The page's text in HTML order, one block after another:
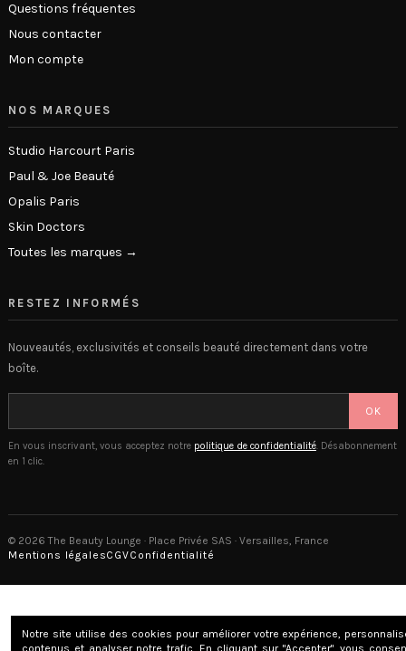
Questions fréquentes
Nous contacter
Mon compte
NOS MARQUES
Studio Harcourt Paris
Paul & Joe Beauté
Opalis Paris
Skin Doctors
Toutes les marques →
RESTEZ INFORMÉS
Nouveautés, exclusivités et conseils beauté directement dans votre
boîte.
OK
En vous inscrivant, vous acceptez notre politique de confidentialité. Désabonnement
en 1 clic.
© 2026 The Beauty Lounge · Place Privée SAS · Versailles, France
Mentions légalesCGVConfidentialité
Notre site utilise des cookies pour améliorer votre expérience,